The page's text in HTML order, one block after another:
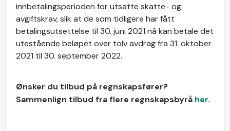
innbetalingsperioden for utsatte skatte- og
avgiftskrav, slik at de som tidligere har fått
betalingsutsettelse til 30. juni 2021 nå kan betale det
utestående beløpet over tolv avdrag fra 31. oktober
2021 til 30. september 2022.
Ønsker du tilbud på regnskapsfører?
Sammenlign tilbud fra flere regnskapsbyrå her.